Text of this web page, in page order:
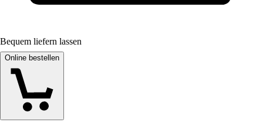
Bequem liefern lassen
Online bestellen